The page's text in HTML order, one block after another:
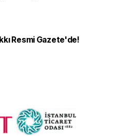
Resmi Gazete'de!